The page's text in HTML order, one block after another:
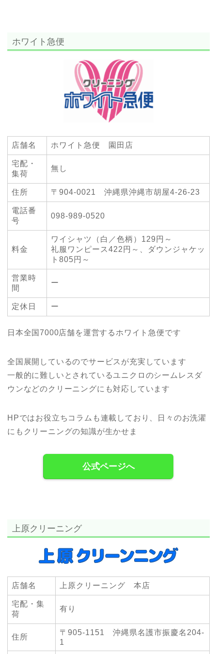
ホワイト急便
店舗名 ホワイト急便 園田店
宅配・
集荷
無し
住所 〒904-0021 沖縄県沖縄市胡屋4-26-23
電話番
号
098-989-0520
料金
ワイシャツ（白／色柄）129円～
礼服ワンピース422円～、ダウンジャケッ
ト805円～
営業時
間
ー
定休日 ー
日本全国7000店舗を運営するホワイト急便です
全国展開しているのでサービスが充実しています
一般的に難しいとされているユニクロのシームレスダ
ウンなどのクリーニングにも対応しています
HPではお役立ちコラムも連載しており、日々のお洗濯
にもクリーニングの知識が生かせま
公式ページへ
上原クリーニング
店舗名 上原クリーニング 本店
宅配・集
荷
有り
住所
〒905-1151 沖縄県名護市振慶名204-
1